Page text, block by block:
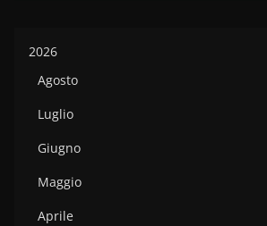
2026
Agosto
Luglio
Giugno
Maggio
Aprile